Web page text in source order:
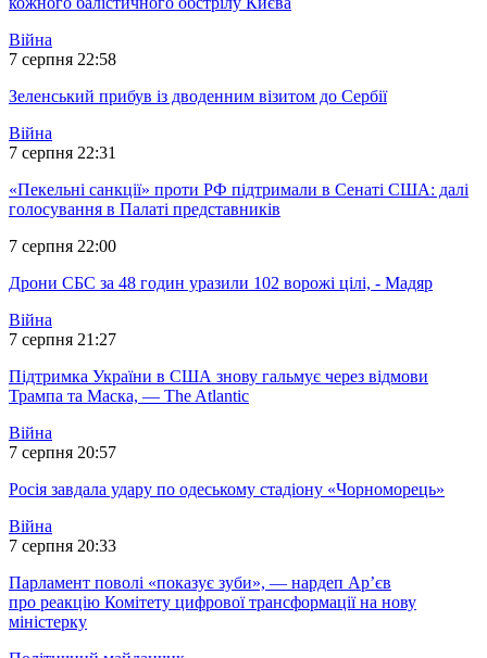
Війна
7 серпня 22:58
Зеленський прибув із дводенним візитом до Сербії
Війна
7 серпня 22:31
«Пекельні санкції» проти РФ підтримали в Сенаті США: далі
голосування в Палаті представників
7 серпня 22:00
Дрони СБС за 48 годин уразили 102 ворожі цілі, - Мадяр
Війна
7 серпня 21:27
Підтримка України в США знову гальмує через відмови
Трампа та Маска, — The Atlantic
Війна
7 серпня 20:57
Росія завдала удару по одеському стадіону «Чорноморець»
Війна
7 серпня 20:33
Парламент поволі «показує зуби», — нардеп Ар’єв
про реакцію Комітету цифрової трансформації на нову
міністерку